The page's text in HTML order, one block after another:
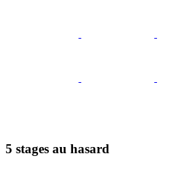
5 stages au hasard